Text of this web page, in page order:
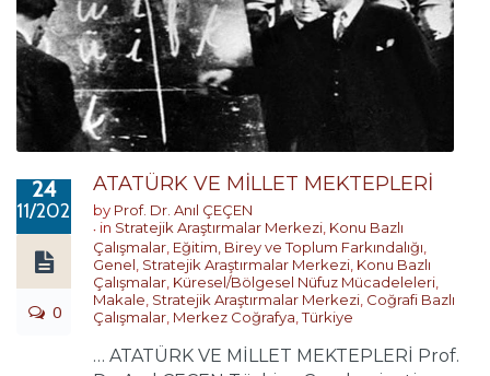
24
11/2020
0
ATATÜRK VE MİLLET MEKTEPLERİ
by Prof. Dr. Anıl ÇEÇEN
in Stratejik Araştırmalar Merkezi Konu Bazlı
Çalışmalar Eğitim, Birey ve Toplum Farkındalığı
Genel Stratejik Araştırmalar Merkezi Konu Bazlı
Çalışmalar Küresel/Bölgesel Nüfuz Mücadeleleri
Makale Stratejik Araştırmalar Merkezi Coğrafi Bazlı
Çalışmalar Merkez Coğrafya ,Türkiye
… ATATÜRK VE MİLLET MEKTEPLERİ Prof.